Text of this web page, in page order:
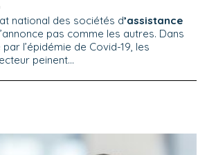
national des sociétés d’assistance
pas comme les autres. Dans
l’épidémie de Covid-19, les
peinent...